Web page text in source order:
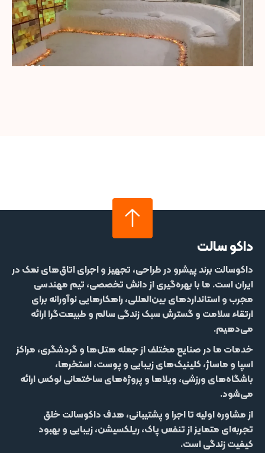
داکو سالت
داکوسالت برند پیشرو در طراحی، تجهیز و اجرای اتاق‌های نمک در
ایران است. ما با بهره‌گیری از دانش تخصصی، تیم مهندسی
مجرب و استانداردهای بین‌المللی، راهکارهایی نوآورانه برای
ارتقاء سلامت و گسترش سبک زندگی سالم و طبیعت‌گرا ارائه
می‌دهیم.
خدمات ما در صنایع مختلف از جملههتل‌‌ها و گردشگری، مراکز
اسپا و ماساژ، کلینیک‌های زیبایی و پوست، استخرها،
باشگاه‌های ورزشی، ویلاها و پروژه‌های ساختمانی لوکسارائه
می‌شود.
از مشاوره اولیه تا اجرا و پشتیبانی، هدف داکوسالت خلق
تجربه‌ای متمایز ازتنفس پاک، ریلکسیشن، زیبایی و بهبود
کیفیت زندگیاست.